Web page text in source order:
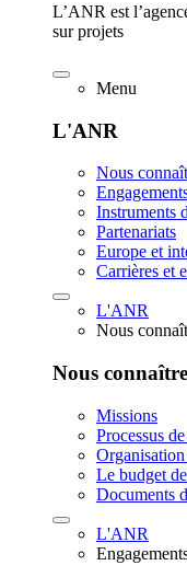
L’ANR est
sur projets
Menu
L'ANR
Nous
Instruments
Partenariats
Europe et
Carrières et
L'ANR
Nous
Nous connaître
Missions
Processus
Le budget
Documents
L'ANR